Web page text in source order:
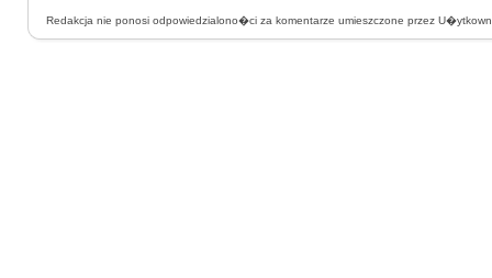
Redakcja nie ponosi odpowiedzialono�ci za komentarze umieszczone przez